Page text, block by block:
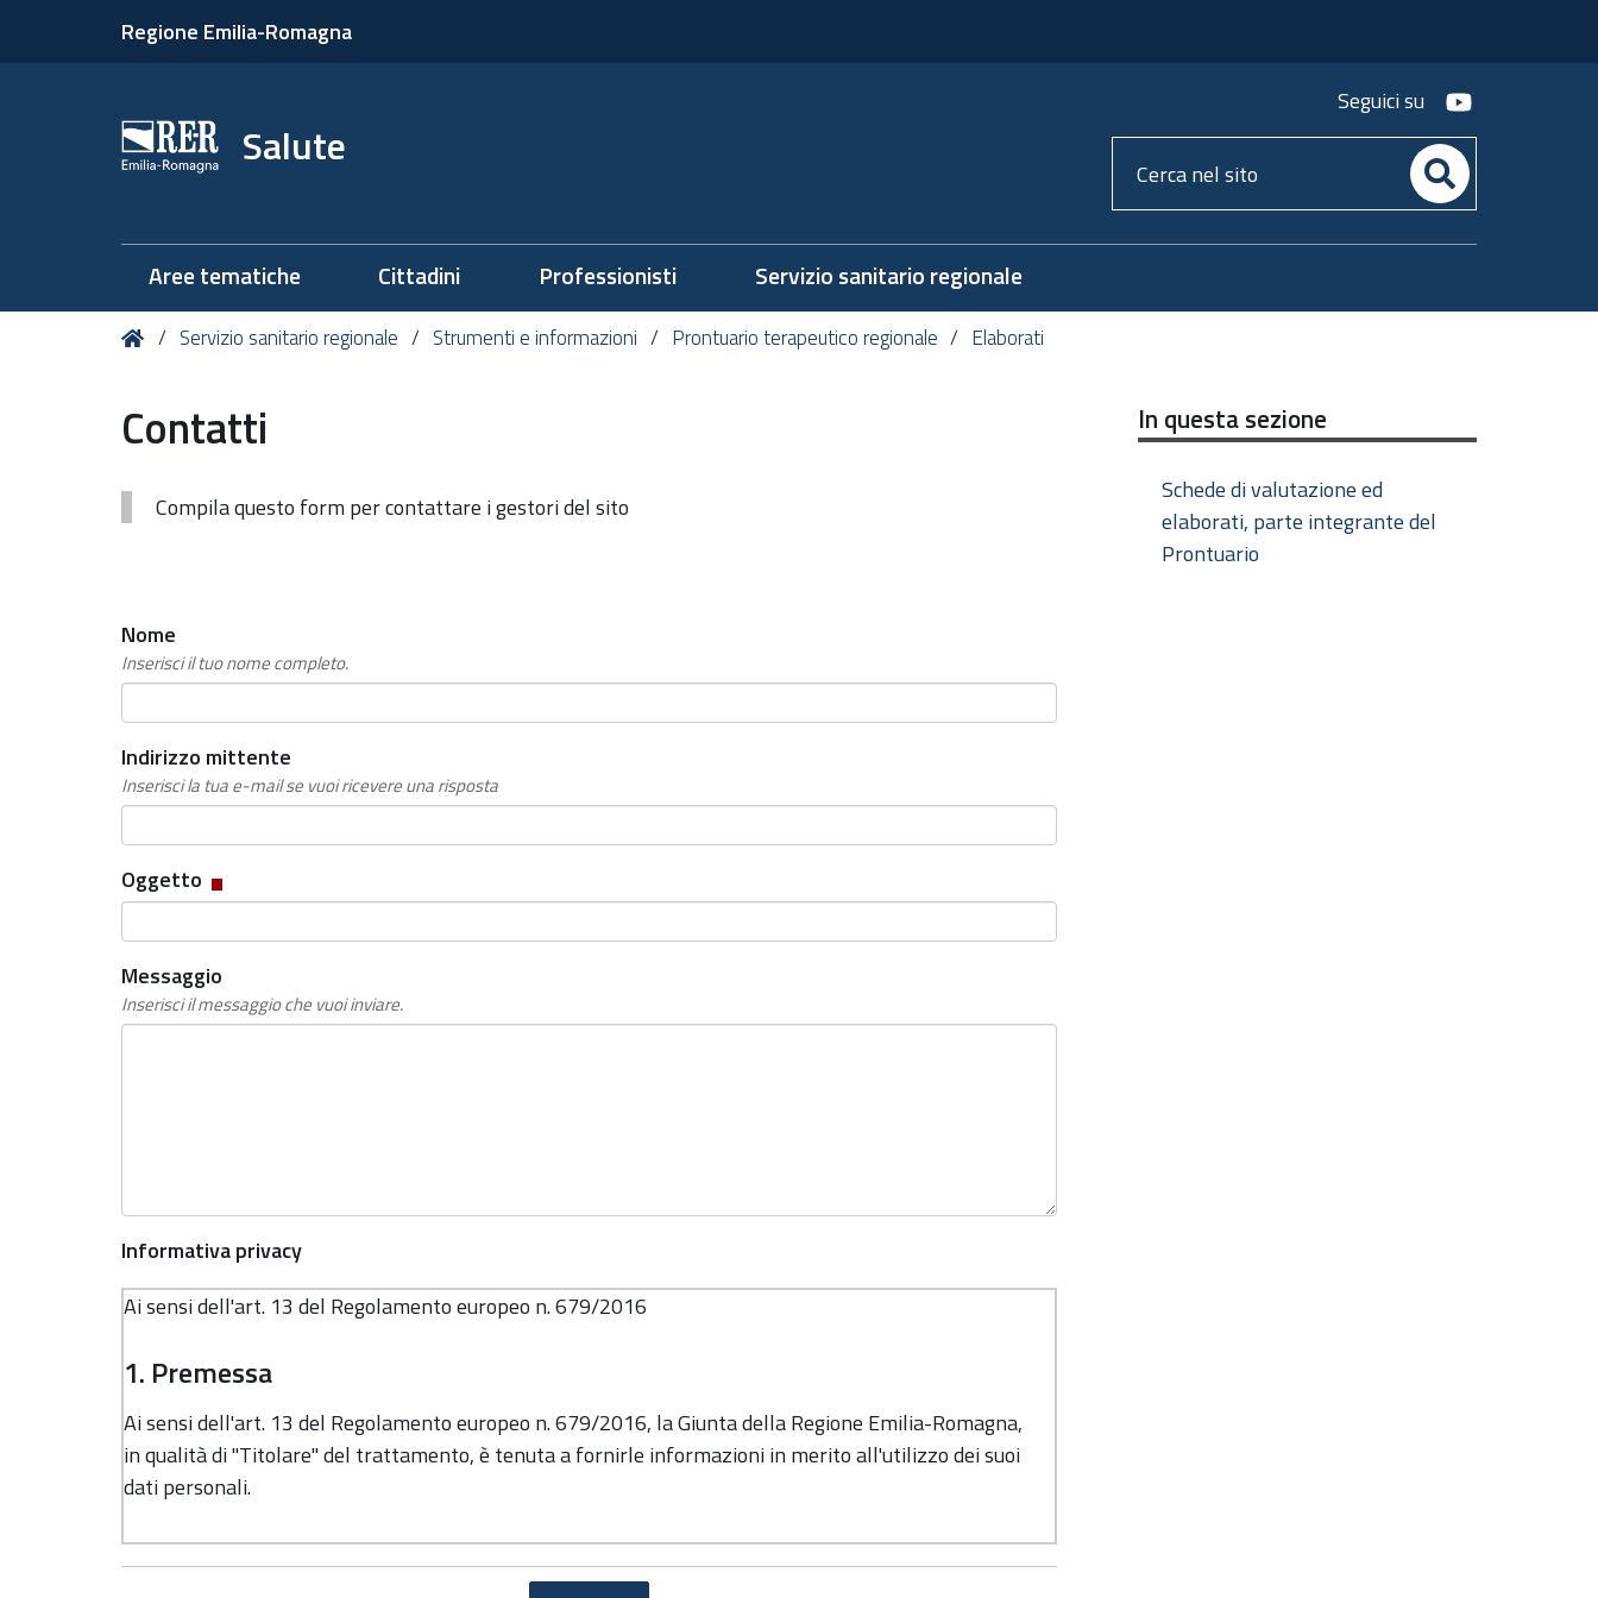
Regione Emilia-Romagna
Salute
Seguici su youtube
Cerca
nel
Aree tematiche Cittadini Professionisti Servizio sanitario regionale
Tu HomeServizio sanitario regionale Strumenti e informazioni Prontuario terapeutico regionale Elaborati
Contatti
Compila questo form per contattare i gestori del sito
Nome
Inserisci il tuo nome completo.
Indirizzo mittente
Inserisci la tua e-mail se vuoi ricevere una risposta
Oggetto Campo
obbligatorio
Messaggio
Inserisci il messaggio che vuoi inviare.
Informativa privacy
Ai sensi dell'art. 13 del Regolamento europeo n. 679/2016
1. Premessa
Ai sensi dell'art. 13 del Regolamento europeo n. 679/2016, la Giunta della Regione Emilia-Romagna,
in qualità di "Titolare" del trattamento, è tenuta a fornirle informazioni in merito all'utilizzo dei suoi
dati personali.
2. Identità e dati di contatto del titolare del trattamento
In questa sezione
Schede di valutazione ed
elaborati, parte integrante del
Prontuario